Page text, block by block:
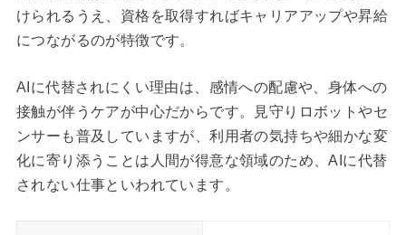
けられるうえ、資格を取得すればキャリアアップや昇給
につながるのが特徴です。
AIに代替されにくい理由は、感情への配慮や、身体への
接触が伴うケアが中心だからです。見守りロボットやセ
ンサーも普及していますが、利用者の気持ちや細かな変
化に寄り添うことは人間が得意な領域のため、AIに代替
されない仕事といわれています。